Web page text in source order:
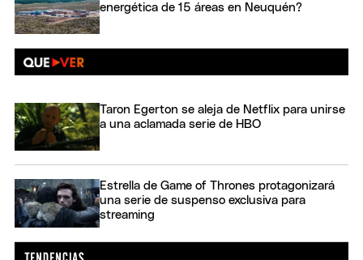
energética de 15 áreas en Neuquén?
Taron Egerton se aleja de Netflix para unirse
a una aclamada serie de HBO
Estrella de Game of Thrones protagonizará
una serie de suspenso exclusiva para
streaming